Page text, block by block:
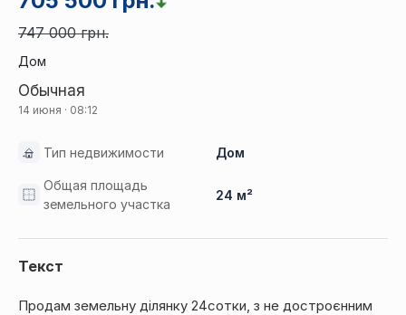
747 000 грн.
Дом
Обычная
14 июня · 08:12
Тип недвижимости Дом
Общая площадь
земельного участка
24 м²
Текст
Продам земельну ділянку 24сотки, з не достроєнним